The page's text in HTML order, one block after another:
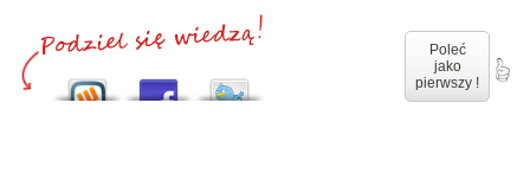
Poleć
jako
pierwszy !